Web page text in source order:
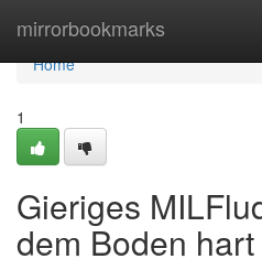
mirrorbookmarks
Home
Home
1
Gieriges
dem Boden